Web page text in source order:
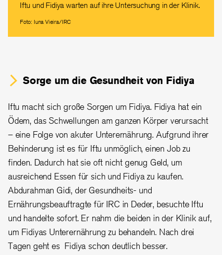
Iftu und Fidiya warten auf ihre Untersuchung in der Klinik.
Foto: Iuna Vieira/IRC
Sorge um die Gesundheit von Fidiya
Iftu macht sich große Sorgen um Fidiya. Fidiya hat ein
Ödem, das Schwellungen am ganzen Körper verursacht
– eine Folge von akuter Unterernährung. Aufgrund ihrer
Behinderung ist es für Iftu unmöglich, einen Job zu
finden. Dadurch hat sie oft nicht genug Geld, um
ausreichend Essen für sich und Fidiya zu kaufen.
Abdurahman Gidi, der Gesundheits- und
Ernährungsbeauftragte für IRC in Deder, besuchte Iftu
und handelte sofort. Er nahm die beiden in der Klinik auf,
um Fidiyas Unterernährung zu behandeln. Nach drei
Tagen geht es Fidiya schon deutlich besser.